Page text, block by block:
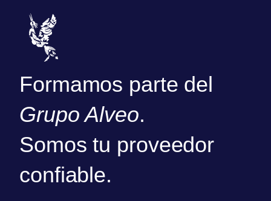
Formamos parte del
Grupo Alveo.
Somos tu proveedor
confiable.